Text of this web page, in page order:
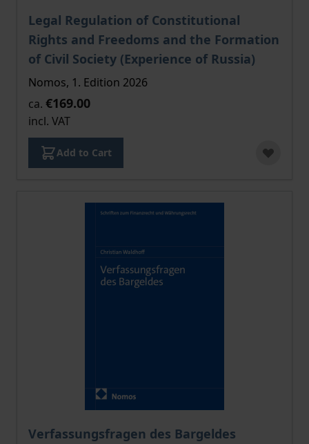
Legal Regulation of Constitutional
Rights and Freedoms and the Formation
of Civil Society (Experience of Russia)
The price depends on the options chosen on the
Nomos, 1. Edition 2026
ca. €169.00
incl. VAT
Add to Cart
Verfassungsfragen des Bargeldes
The price depends on the options chosen on the